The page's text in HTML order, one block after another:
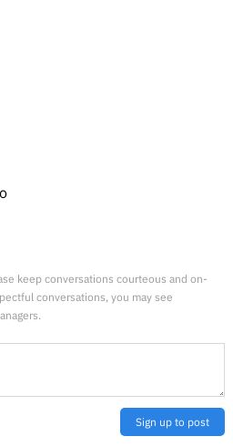
keep conversations courteous and on-
conversations, you may see
Sign up to post